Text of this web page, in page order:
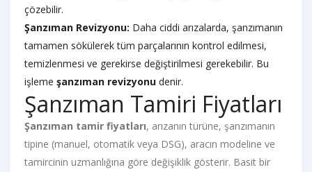
çözebilir.
Şanzıman Revizyonu: Daha ciddi arızalarda, şanzımanın
tamamen sökülerek tüm parçalarının kontrol edilmesi,
temizlenmesi ve gerekirse değiştirilmesi gerekebilir. Bu
işleme şanzıman revizyonu denir.
Şanzıman Tamiri Fiyatları
Şanzıman tamir fiyatları, arızanın türüne, şanzımanın
tipine (manuel, otomatik veya DSG), aracın modeline ve
tamircinin uzmanlığına göre değişiklik gösterir. Basit bir